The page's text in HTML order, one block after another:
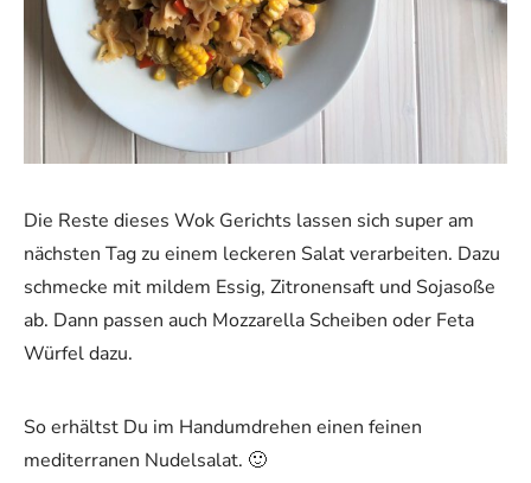
Die Reste dieses Wok Gerichts lassen sich super am
nächsten Tag zu einem leckeren Salat verarbeiten. Dazu
schmecke mit mildem Essig, Zitronensaft und Sojasoße
ab. Dann passen auch Mozzarella Scheiben oder Feta
Würfel dazu.
So erhältst Du im Handumdrehen einen feinen
mediterranen Nudelsalat. 🙂